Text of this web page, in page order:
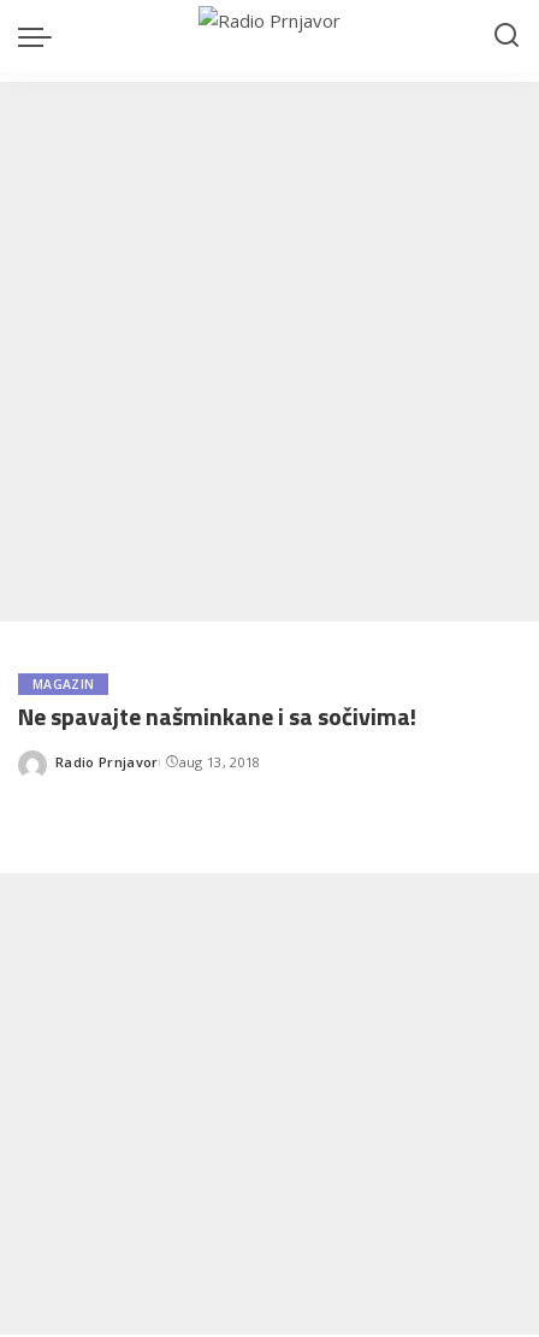
MAGAZIN
Ne spavajte našminkane i sa sočivima!
Posted
Radio Prnjavor aug 13, 2018